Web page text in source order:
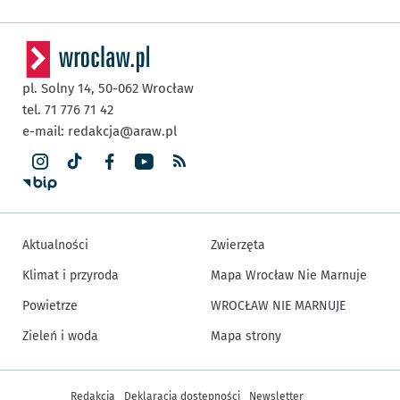
pl. Solny 14, 50-062 Wrocław
tel. 71 776 71 42
e-mail: redakcja@araw.pl
Aktualności
Klimat i przyroda
Powietrze
Zieleń i woda
Zwierzęta
Mapa Wrocław Nie Marnuje
WROCŁAW NIE MARNUJE
Mapa strony
Inne informacje
Redakcja Deklaracja dostępności Newsletter